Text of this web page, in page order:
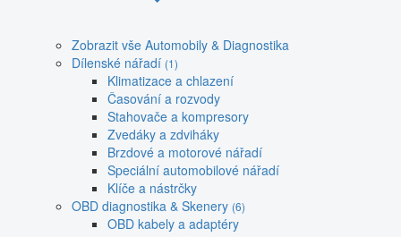
Zobrazit vše Automobily & Diagnostika
Dílenské nářadí (1)
Klimatizace a chlazení
Časování a rozvody
Stahovače a kompresory
Zvedáky a zdviháky
Brzdové a motorové nářadí
Speciální automobilové nářadí
Klíče a nástrčky
OBD diagnostika & Skenery (6)
OBD kabely a adaptéry